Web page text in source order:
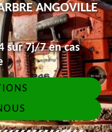
ANGOVILLE
sur 7j/7 en cas